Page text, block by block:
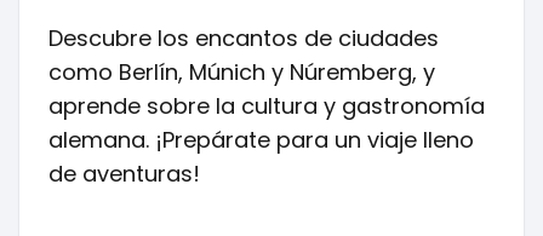
Descubre los encantos de ciudades
como Berlín, Múnich y Núremberg, y
aprende sobre la cultura y gastronomía
alemana. ¡Prepárate para un viaje lleno
de aventuras!